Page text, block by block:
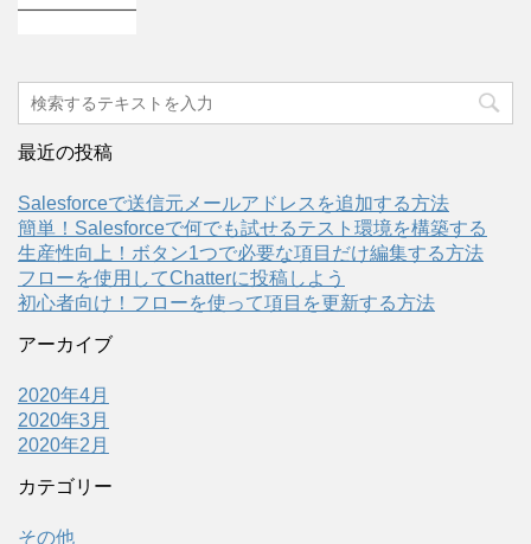
最近の投稿
Salesforceで送信元メールアドレスを追加する方法
簡単！Salesforceで何でも試せるテスト環境を構築する
生産性向上！ボタン1つで必要な項目だけ編集する方法
フローを使用してChatterに投稿しよう
初心者向け！フローを使って項目を更新する方法
アーカイブ
2020年4月
2020年3月
2020年2月
カテゴリー
その他